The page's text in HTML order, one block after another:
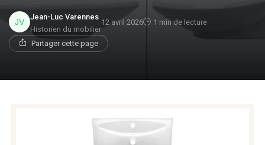
Jean-Luc Varennes
Historien du mobilier
12 avril 2026 1 min de lecture
Partager cette page